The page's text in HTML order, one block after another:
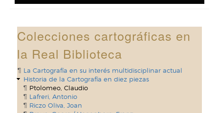
Colecciones cartográficas en
la Real Biblioteca
La Cartografía en su interés multidisciplinar actual
Historia de la Cartografía en diez piezas
Ptolomeo, Claudio
Lafreri, Antonio
Riczo Oliva, Joan